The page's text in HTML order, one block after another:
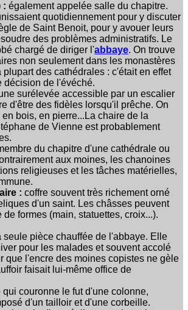
: également appelée salle du chapitre.
quotidiennement pour y discuter
de Saint Benoit, pour y avouer leurs
des problèmes administratifs. Le
chargé de diriger l'abbaye. On trouve
non seulement dans les monastères
des cathédrales : c'était en effet
décision de l'évéché.
surélevée accessible par un escalier
d'être des fidèles lorsqu'il prêche. On
bois, en pierre...La chaire de la
de Vienne est probablement
du chapitre d'une cathédrale ou
aux moines, les chanoines
religieuses et les tâches matérielles,
: coffre souvent très richement orné
d'un saint. Les châsses peuvent
de formes (main, statuettes, croix...).
seule pièce chauffée de l'abbaye. Elle
pour les malades et souvent accolé
que l'encre des moines copistes ne gèle
faisait lui-même office de
qui couronne le fut d'une colonne,
d'un tailloir et d'une corbeille.